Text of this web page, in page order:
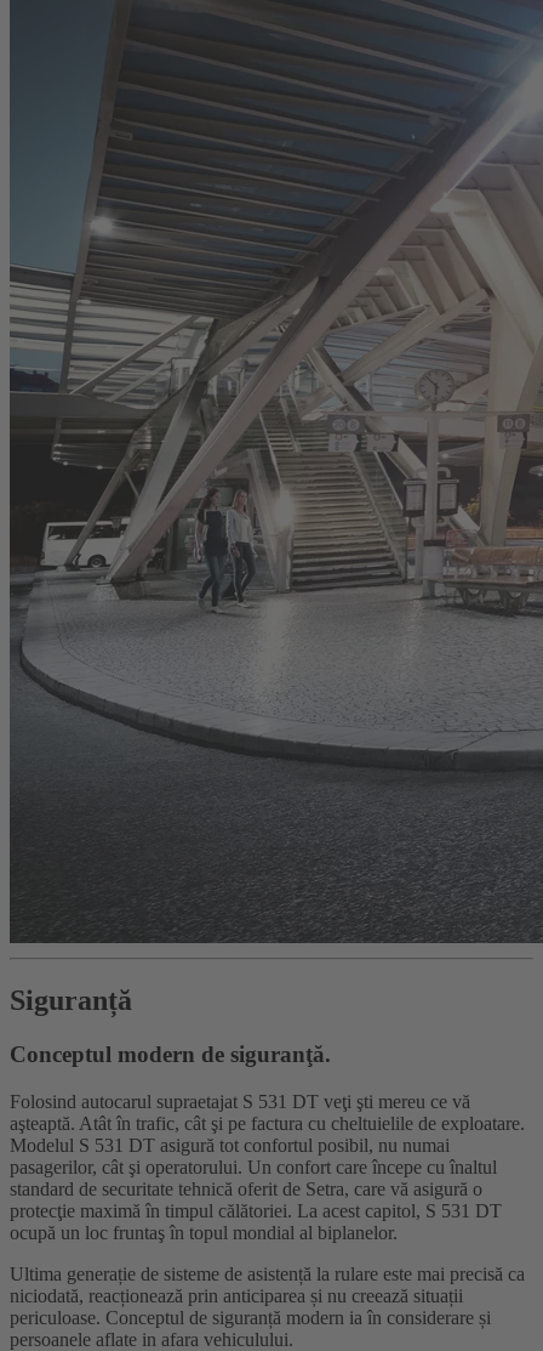
Siguranță
Conceptul modern de siguranţă.
Folosind autocarul supraetajat S 531 DT veţi şti mereu ce vă
aşteaptă. Atât în trafic, cât şi pe factura cu cheltuielile de exploatare.
Modelul S 531 DT asigură tot confortul posibil, nu numai
pasagerilor, cât şi operatorului. Un confort care începe cu înaltul
standard de securitate tehnică oferit de Setra, care vă asigură o
protecţie maximă în timpul călătoriei. La acest capitol, S 531 DT
ocupă un loc fruntaş în topul mondial al biplanelor.
Ultima generație de sisteme de asistență la rulare este mai precisă ca
niciodată, reacționează prin anticiparea și nu creează situații
periculoase. Conceptul de siguranță modern ia în considerare și
persoanele aflate in afara vehiculului.